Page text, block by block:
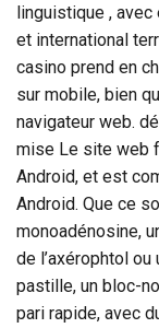
linguistique ,
et international
casino prend en
sur mobile, bien
navigateur web.
mise Le site web
Android, et est
Android. Que ce
monoadénosine,
de l’axérophtol
pastille, un bloc-
pari rapide, avec